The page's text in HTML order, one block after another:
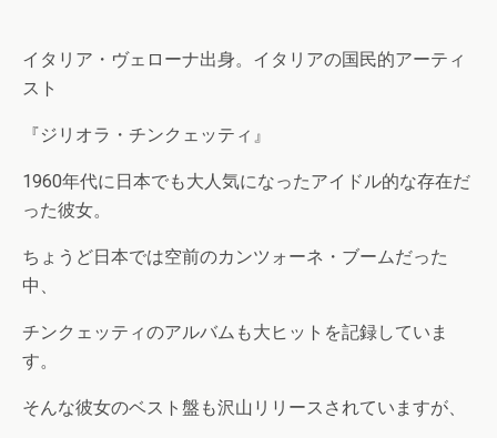
イタリア・ヴェローナ出身。イタリアの国民的アーティ
スト
『ジリオラ・チンクェッティ』
1960年代に日本でも大人気になったアイドル的な存在だ
った彼女。
ちょうど日本では空前のカンツォーネ・ブームだった
中、
チンクェッティのアルバムも大ヒットを記録していま
す。
そんな彼女のベスト盤も沢山リリースされていますが、